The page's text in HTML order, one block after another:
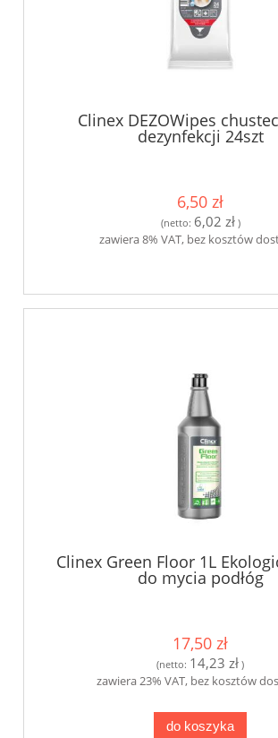
Clinex DEZOWipes
dezynfekcji 24szt
6,50 zł
(netto: 6,02 zł)
zawiera 8% VAT, bez kosztów
Clinex Green Floor 1L
do mycia podłóg
17,50 zł
(netto: 14,23 zł )
zawiera 23% VAT, bez kosztów
do koszyka